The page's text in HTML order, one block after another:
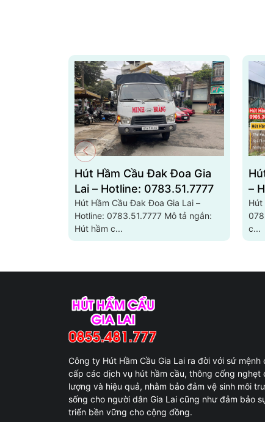
Hút Hầm Cầu Đak Đoa Gia
Lai – Hotline: 0783.51.7777
Hút Hầm Cầu Đak Đoa Gia Lai –
Hotline: 0783.51.7777 Mô tả ngắn:
Hút hầm c...
–
Hút
c...
Công ty Hút Hầm Cầu Gia Lai ra đời với sứ mệnh
cấp các dịch vụ hút hầm cầu, thông cống nghẹt
lượng và hiệu quả, nhằm bảo đảm vệ sinh môi
sống cho người dân Gia Lai cũng như đảm bảo
triển bền vững cho cộng đồng.